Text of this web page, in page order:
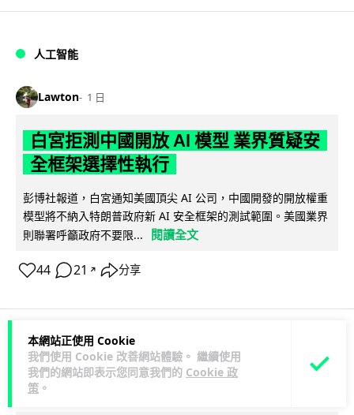
本網站正使用 Cookie
我們使用 Cookie 改善網站體驗。 繼續使用
我們的網站即表示您同意我們的 Cookie 政
策 。
人工智能
Lawton 1 日
白宮拒測中國開放 AI 模型 業界質疑安
全框架選擇性執行
彭博社報道，白宮通知美國頂尖 AI 公司，中國開發的開放權重
模型將不納入特朗普政府新 AI 安全框架的測試範圍。美國業界
則聯署呼籲政府不要限...
閱讀全文
44 21 ↗ 分享
人工智能
Vin